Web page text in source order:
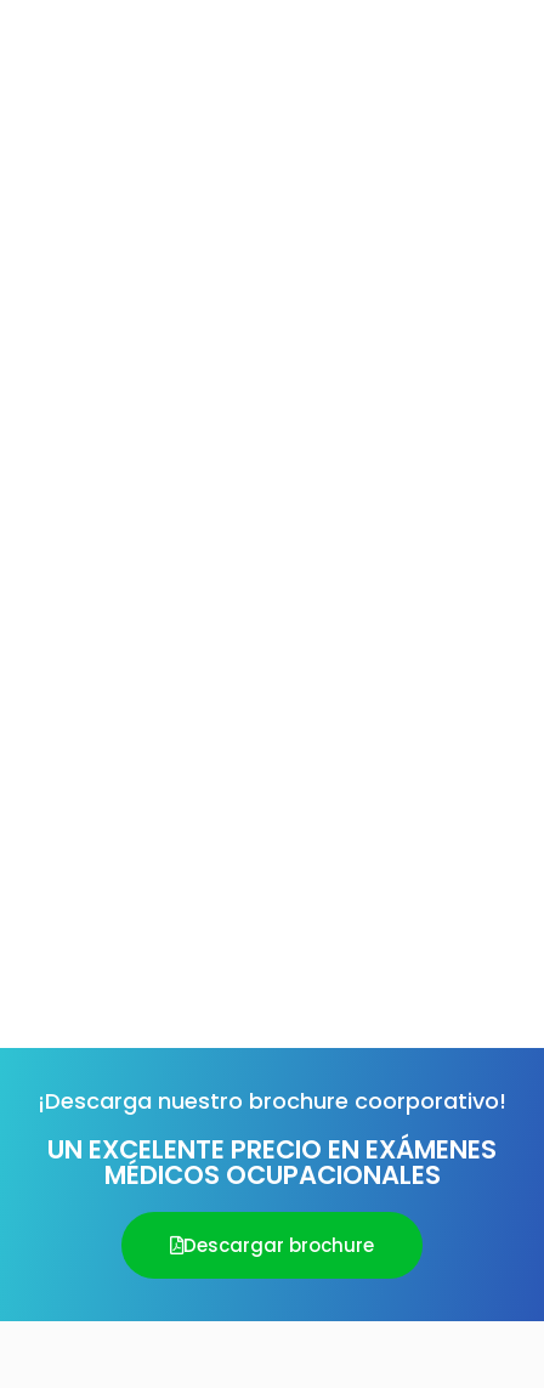
¡Descarga nuestro brochure coorporativo!
UN EXCELENTE PRECIO EN EXÁMENES
MÉDICOS OCUPACIONALES
Descargar brochure